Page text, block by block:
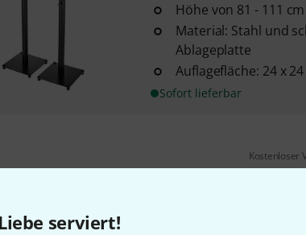
serviert!
Höhe von 81 - 111
Material: Stahl und
Ablageplatte
Auflagefläche: 24 x
Sofort lieferbar
Kostenloser